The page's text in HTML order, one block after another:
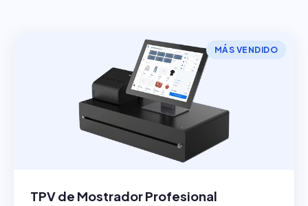
MÁS VENDIDO
TPV de Mostrador Profesional